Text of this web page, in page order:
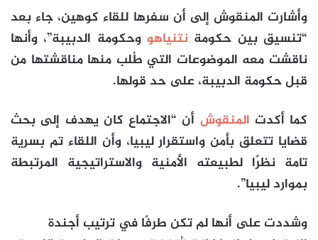
وأشارت المنقوش إلى أن سفرها للقاء كوهين، جاء بعد
“تنسيق بين حكومة نتنياهو وحكومة الدبيبة”، وأنها
ناقشت معه الموضوعات التي طُلب منها مناقشتها من
قبل حكومة الدبيبة، على حد قولها.
كما أكدت المنقوش أن “الاجتماع كان يهدف إلى بحث
قضايا تتعلق بأمن واستقرار ليبيا، وأن اللقاء تم بسرية
تامة نظرًا لطبيعته الأمنية والاستراتيجية المرتبطة
بموارد ليبيا”.
وشددت على أنها لم تكن طرفًا في ترتيب أجندة